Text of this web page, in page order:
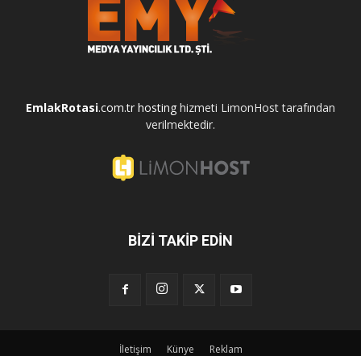
EmlakRotasi.com.tr hosting hizmeti LimonHost tarafından
verilmektedir.
BİZİ TAKİP EDİN
İletişim Künye Reklam